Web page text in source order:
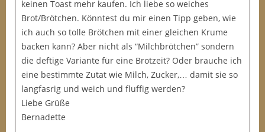
keinen Toast mehr kaufen. Ich liebe so weiches
Brot/Brötchen. Könntest du mir einen Tipp geben, wie
ich auch so tolle Brötchen mit einer gleichen Krume
backen kann? Aber nicht als “Milchbrötchen” sondern
die deftige Variante für eine Brotzeit? Oder brauche ich
eine bestimmte Zutat wie Milch, Zucker,… damit sie so
langfasrig und weich und fluffig werden?
Liebe Grüße
Bernadette